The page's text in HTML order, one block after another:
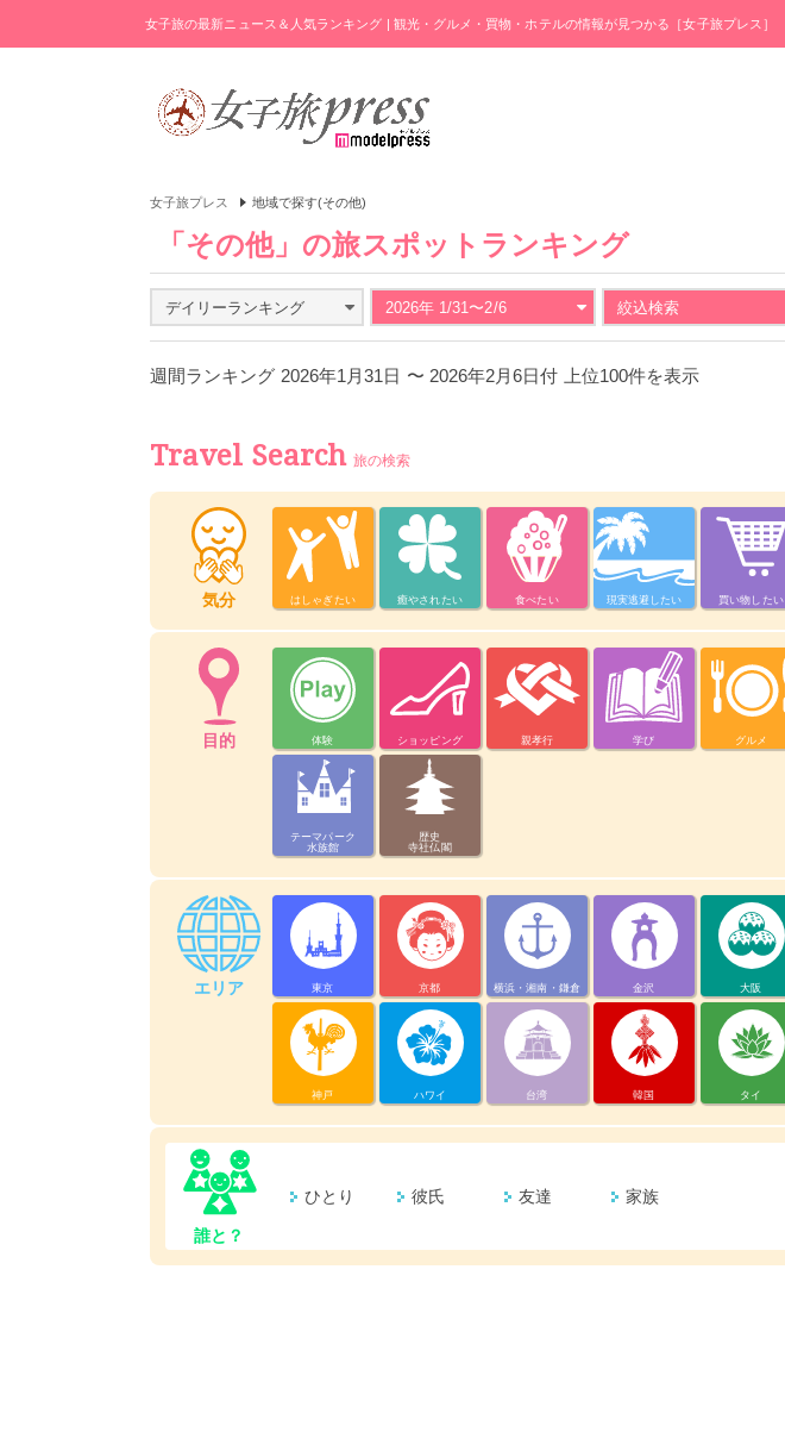
女子旅の最新ニュース＆人気ランキング | 観光・グルメ・買物・ホテルの情報が見つかる［女子旅プレス］
女子旅プレス 地域で探す(その他)
「その他」の旅スポットランキング
デイリーランキング 2026年 1/31〜2/6 絞込検索
週間ランキング 2026年1月31日 〜 2026年2月6日付 上位100件を表示
Travel Search 旅の検索
気分 はしゃぎたい 癒やされたい 食べたい 現実逃避したい 買い物したい
目的 体験 ショッピング 親孝行 学び グルメ
テーマパーク
水族館
歴史
寺社仏閣
エリア 東京 京都 横浜・湘南・鎌倉 金沢 大阪
神戸 ハワイ 台湾 韓国 タイ
誰と？
ひとり 彼氏 友達 家族